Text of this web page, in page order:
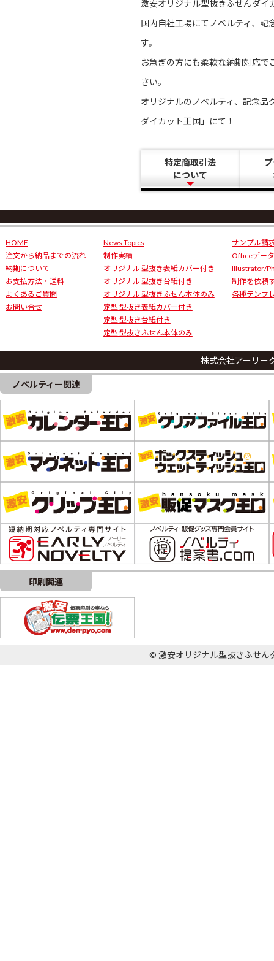
激安オリジナル型抜きふせんダイ
国内自社工場にてノベルティ、記
す。
お急ぎの方にも柔軟な納期対応
さい。
オリジナルのノベルティ、記念
ダイカット王国」にて！
特定商取引法
について
HOME
注文から納品までの流れ
納期について
お支払方法・送料
よくあるご質問
お問い合せ
News Topics
制作実績
オリジナル 型抜き表紙カバー付き
オリジナル 型抜き台紙付き
オリジナル 型抜きふせん本体のみ
定型 型抜き表紙カバー付き
定型 型抜き台紙付き
定型 型抜きふせん本体のみ
サンプル請
Officeデー
Illustrator/
制作を依頼
各種テンプ
株式会社アーリ
ノベルティー関連
印刷関連
© 激安オリジナル型抜きふせん